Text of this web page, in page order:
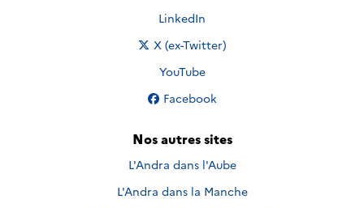
Nous suivre sur
LinkedIn
Nous suivre sur
X (ex-Twitter)
Nous suivre sur
YouTube
Nous suivre sur
Facebook
Nos autres sites
L'Andra dans l'Aube
L'Andra dans la Manche